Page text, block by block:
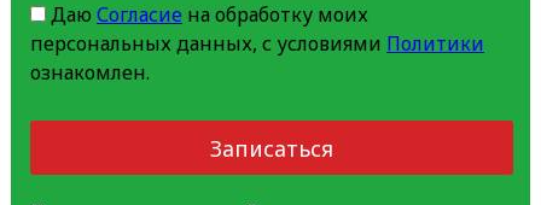
Даю Согласиена обработку моих
персональных данных, с условиями Политики
ознакомлен.
Записаться